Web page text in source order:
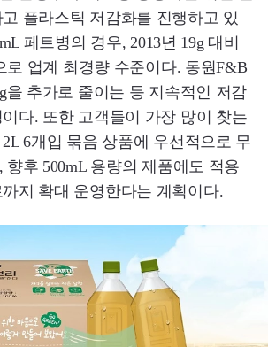
플라스틱 저감화를 진행하고 있
페트병의 경우, 2013년 19g 대비
로 업계 최경량 수준이다. 동원F&B
을 추가로 줄이는 등 지속적인 저감
다. 또한 고객들이 가장 많이 찾는
6개입 묶음 상품에 우선적으로 무
향후 500mL 용량의 제품에도 적용
지 확대 운영한다는 계획이다.